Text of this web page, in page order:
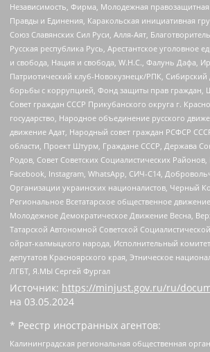
Независимость, Фирма, Молодежная
Правды и Единения, Каракольская инициативная
Союз Славянских Сил Руси, Алля-Аят,
Русская республика Русь, Арестантское уголовное
и свобода, Нация и свобода, W.H.С., Фалунь Дафа,
Патриотический клуб-Новокузнецк/РПК,
борьбы с коррупцией, Фонд защиты прав граждан,
Совет граждан СССР Прикубанского округа г.
государство, Народное объединение русского
движение Адат, Народный совет граждан РСФСР
области, Проект Штурм, Граждане СССР, Держава
Родов, Совет Советских Социалистических Районов,
Facebook, Instagram, WhatsApp, СИЧ-С14,
Организации украинских националистов, Черный
Региональное Всетатарское общественное
Молодежное Демократическое Движение Весна,
Татарской Автономной Советской
ойрат-калмыцкого народа, Исполнительный
депутатов Красноярского края, Этническое
ЛГБТ, Я.МЫ Сергей Фургал
Источник: https://minjust.gov.ru/ru/
на 03.05.2024
* Реестр иностранных агентов:
Калининградская региональная общественная организация "Экозащита!-Женсовет", Фонд содействия защите прав и свобод граждан "Общественный вердикт", Фонд "Институт Развития Свободы Информации", Частное учреждение "Информационное агентство МЕМО. РУ", Региональная общественная организация "Общественная комиссия по сохранению наследия академика Сахарова", Фонд поддержки свободы прессы, Санкт-Петербургская общественная правозащитная организация "Гражданский контроль", Межрегиональная общественная организация "Информационно-просветительский центр "Мемориал", Региональный Фонд "Центр Защиты Прав Средств Массовой Информации", с 05.12.2023 Фонд "Центр Защиты Прав Средств массовой информации", Региональная общественная благотворительная организация помощи беженцам и мигрантам "Гражданское содействие", Негосударственное образовательное учреждение дополнительного профессионального образования (повышение квалификации) специалистов "АКАДЕМИЯ ПО ПРАВАМ ЧЕЛОВЕКА", Свердловская региональная общественная организация "Сутяжник", Автономная некоммерческая организация "Центр независимых социологических исследований", Союз общественных объединений "Российский исследовательский центр по правам человека", Региональное общественное учреждение научно-информационный центр "МЕМОРИАЛ", Некоммерческая организация "Фонд защиты гласности", Автономная некоммерческая организация "Институт прав человека", Городская общественная организация "Екатеринбургское общество "МЕМОРИАЛ", Городская общественная организация "Рязанское историко-просветительское и правозащитное общество "Мемориал" (Рязанский Мемориал), Челябинский региональный орган общественной самодеятельности – женское общественное объединение "Женщины Евразии", Челябинский региональный орган общественной самодеятельности "Уральская правозащитная группа", Фонд содействия защите здоровья и социальной справедливости имени Андрея Рылькова, Автономная Некоммерческая Организация "Аналитический Центр Юрия Левады", Автономная некоммерческая организация социальной поддержки населения "Проект Апрель", Региональная общественная организация помощи женщинам и детям, находящимся в кризисной ситуации "Информационно-методический центр "Анна", Фонд содействия развитию массовых коммуникаций и правовому просвещению "Так-так-Так", Фонд содействия устойчивому развитию "Серебряная тайга", Свердловский региональный общественный фонд социальных проектов "Новое время", "Idel.Реалии", Кавказ.Реалии, Крым.Реалии, Телеканал Настоящее Время, Татаро-башкирская служба Радио Свобода (Azatliq Radiosi), Радио Свободная Европа/Радио Свобода (PCE/PC), "Сибирь.Реалии", "Фактограф", Благотворительный фонд помощи осужденным и их семьям, Автономная некоммерческая организация "Институт глобализации и социальных движений", Фонд "В защиту прав заключенных", Частное учреждение "Центр поддержки и содействия развитию средств массовой информации", Пензенский региональный общественный благотворительный фонд "Гражданский союз", "Север.Реалии", Некоммерческая организация Фонд "Правовая инициатива", Общество с ограниченной ответственностью "Радио Свободная Европа/Радио Свобода", Чешское информационное агентство "MEDIUM-ORIENT", Красноярская региональная общественная организация "Мы против СПИДа", Камалягин Денис Николаевич, Маркелов Сергей Евгеньевич, Пономарев Лев Александрович, Савицкая Людмила Алексеевна, Автономная некоммерческая организация "Центр по работе с проблемой насилия "НАСИЛИЮ.НЕТ", Межрегиональный профессиональный союз работников здравоохранения "Альянс врачей", Юридическое лицо, зарегистрированное в Латвийской Республике, SIA "Medusa Project" (регистрационный номер 40103797863, дата регистрации 10.06.2014), Некоммерческая организация "Фонд по борьбе с коррупцией", Автономная некоммерческая организация "Институт права и публичной политики", Баданин Роман Сергеевич, Гликин Максим Александрович, Железнова Мария Михайловна, Лукьянова Юлия Сергеевна, Маетная Елизавета Витальевна, Маняхин Петр Борисович, Чуракова Ольга Владимировна, Ярош Юлия Петровна, Юридическое лицо "The Insider SIA", зарегистрированное в Риге, Латвийская Республика (дата регистрации 26.06.2015), являющееся администратором доменного имени интернет-издания "The Insider SIA", https://theins.ru, Постернак Алексей Евгеньевич, Рубин Михаил Аркадьевич, Анин Роман Александрович, Юридическое лицо Istories fonds, зарегистрированное в Латвийской Республике (регистрационный номер 50008295751, дата регистрации 24.02.2020), Великовский Дмитрий Александрович, Долинина Ирина Николаевна, Мароховская Алеся Алексеевна, Шлейнов Роман Юрьевич, Шмагун Олеся Валентиновна, Общество с ограниченной ответственностью "Альтаир 2021", Общество с ограниченной ответственностью "Вега 2021", Общество с ограниченной ответственностью "Главный редактор 2021", Общество с ограниченной ответственностью "Ромашки монолит", Важенков Артем Валерьевич, Ивановская областная общественная организация "Центр гендерных исследований", Гурман Юрий Альбертович, Медиапроект "ОВД-Инфо", Егоров Владимир Владимирович, Жилинский Владимир Александрович, Общество с ограниченной ответственностью "ЗП", Иванова София Юрьевна, Карезина Инна Павловна, Кильтау Екатерина Викторовна, Петров Алексей Викторович, Пискунов Сергей Евгеньевич, Смирнов Сергей Сергеевич, Тихонов Михаил Сергеевич, Общество с ограниченной ответственностью "ЖУРНАЛИСТ-ИНОСТРАННЫЙ АГЕНТ", Арапова Галина Юрьевна, Вольтская Татьяна Анатольевна, Американская компания "Mason G.E.S. Anonymous Foundation" (США), являющаяся владельцем интернет-издания https://mnews.world/, Компания "Stichting Bellingcat", зарегистрированная в Нидерландах (дата регистрации 11.07.2018), Захаров Андрей Вячеславович, Клепиковская Екатерина Дмитриевна, Общество с ограниченной ответственностью "МЕМО", Перл Роман Александрович, Симонов Евгений Алексеевич, Соловьева Елена Анатольевна, Сотников Даниил Владимирович, Сурначева Елизавета Дмитриевна, Автономная некоммерческая организация по защите прав человека и информированию населения "Якутия – Наше Мнение", Общество с ограниченной ответственностью "Москоу диджитал медиа", с 26.01.2023 Общество с ограниченной ответственностью "Чайка Белые сады", Ветошкина Валерия Валерьевна, Заговора Максим Александрович, Межрегиональное общественное движение "Российская ЛГБТ - сеть", Оленичев Максим Владимирович, Павлов Иван Юрьевич, Скворцова Елена Сергеевна, Общество с ограниченной ответственностью "Как бы инагент", Кочетков Игорь Викторович, Общество с ограниченной ответственностью "Честные выборы", Еланчик Олег Александрович, Общество с ограниченной ответственностью "Нобелевский призыв", Гималова Регина Эмилевна, Григорьев Андрей Валерьевич, Григорьева Алина Александровна, Ассоциация по содействию защите прав призывников, альтернативнослужащих и военнослужащих "Правозащитная группа "Гражданин.Армия.Право", Хисамова Регина Фаритовна, Автономная некоммерческая организация по реализации социально-правовых программ "Лилит", Дальневосточное общественное движение "Маяк", Санкт-Петербургская ЛГБТ-инициативная группа "Выход", Инициативная группа ЛГБТ+ "Реверс", Алексеев Андрей Викторович, Бекбулатова Таисия Львовна,